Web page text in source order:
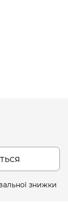
знижки